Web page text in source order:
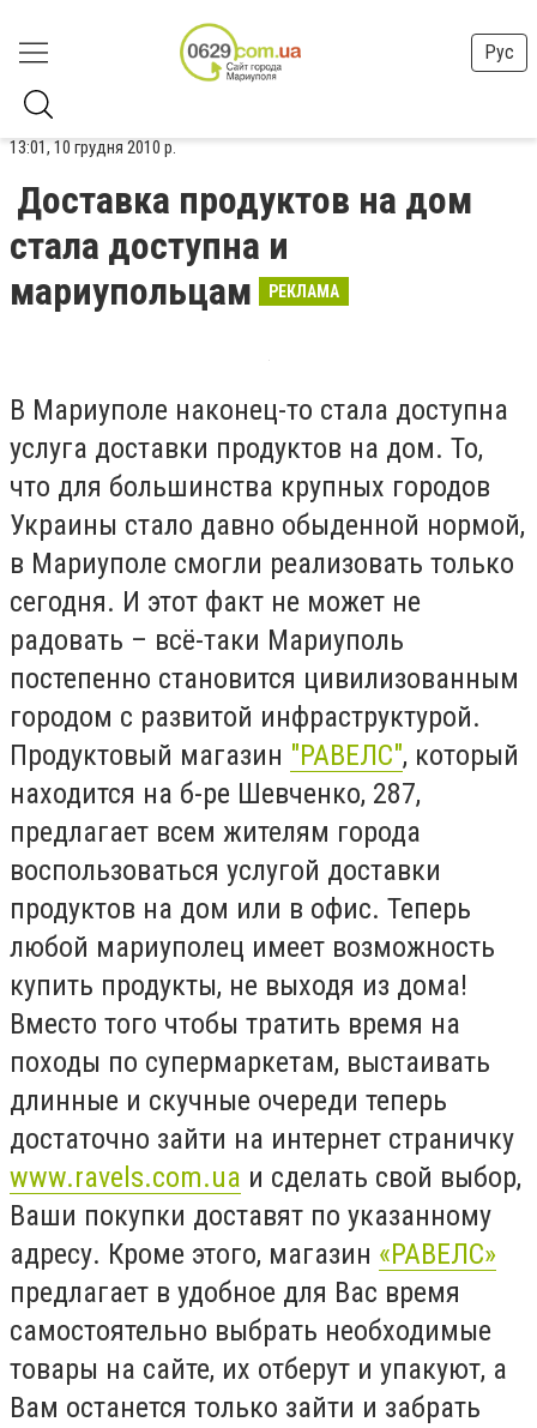
Рус
13:01, 10 грудня 2010 р.
Доставка продуктов на дом
стала доступна и
мариупольцам
РЕКЛАМА
В Мариуполе наконец-то стала доступна
услуга доставки продуктов на дом. То,
что для большинства крупных городов
Украины стало давно обыденной нормой,
в Мариуполе смогли реализовать только
сегодня. И этот факт не может не
радовать – всё-таки Мариуполь
постепенно становится цивилизованным
городом с развитой инфраструктурой.
Продуктовый магазин "РАВЕЛС", который
находится на б-ре Шевченко, 287,
предлагает всем жителям города
воспользоваться услугой доставки
продуктов на дом или в офис. Теперь
любой мариуполец имеет возможность
купить продукты, не выходя из дома!
Вместо того чтобы тратить время на
походы по супермаркетам, выстаивать
длинные и скучные очереди теперь
достаточно зайти на интернет страничку
www.ravels.com.ua и сделать свой выбор,
Ваши покупки доставят по указанному
адресу. Кроме этого, магазин «РАВЕЛС»
предлагает в удобное для Вас время
самостоятельно выбрать необходимые
товары на сайте, их отберут и упакуют, а
Вам останется только зайти и забрать